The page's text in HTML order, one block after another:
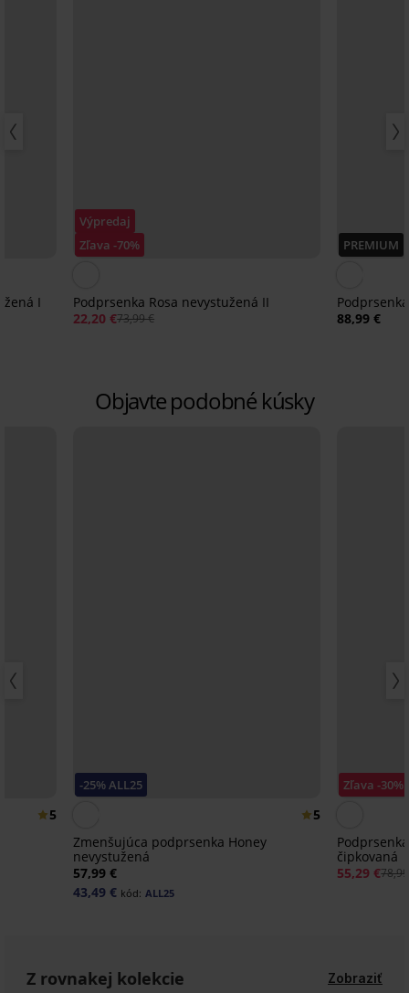
I
Výpredaj
Zľava -70%
Podprsenka Rosa nevystužená II
22,20 €73,99 €
PREMIUM
88,99 €
Objavte podobné kúsky
5
-25% ALL25
5
Zmenšujúca podprsenka Honey
nevystužená
57,99 €
43,49 € kód: ALL25
Zľava -30%
čipkovaná
55,29 €
Z rovnakej kolekcie Zobraziť